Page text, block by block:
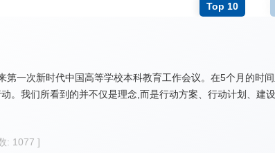
Top 10
一次新时代中国高等学校本科教育工作会议。在5个月的时
。我们所看到的并不仅是理念,而是行动方案、行动计划、
: 1077 ]